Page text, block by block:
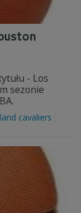
- Los
sezonie
cavaliers